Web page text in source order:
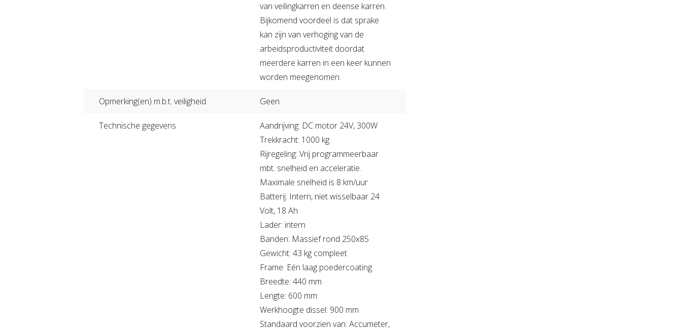
van veilingkarren en deense karren.
Bijkomend voordeel is dat sprake
kan zijn van verhoging van de
arbeidsproductiviteit doordat
meerdere karren in een keer kunnen
worden meegenomen.
Opmerking(en) m.b.t. veiligheid Geen
Technische gegevens
Aandrijving: DC motor 24V, 300W
Trekkracht: 1000 kg
Rijregeling: Vrij programmeerbaar
mbt. snelheid en acceleratie.
Maximale snelheid is 8 km/uur
Batterij: Intern, niet wisselbaar 24
Volt, 18 Ah
Lader: intern
Banden: Massief rond 250x85
Gewicht: 43 kg compleet
Frame: Eén laag poedercoating
Breedte: 440 mm
Lengte: 600 mm
Werkhoogte dissel: 900 mm
Standaard voorzien van: Accumeter,